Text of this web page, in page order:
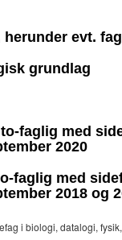
herunder evt.
grundlag
faglig med
2020
faglig med
2018 og
i biologi, datalogi,